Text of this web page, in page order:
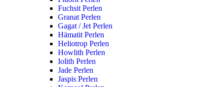
Fuchsit Perlen
Granat Perlen
Gagat / Jet Perlen
Hämatit Perlen
Heliotrop Perlen
Howlith Perlen
Iolith Perlen
Jade Perlen
Jaspis Perlen